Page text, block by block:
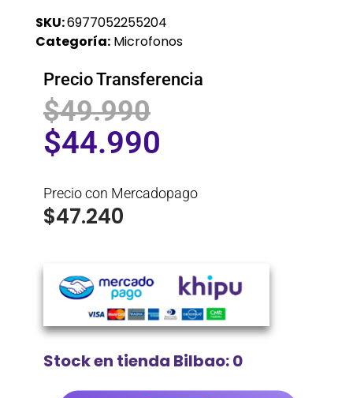
SKU:6977052255204
Categoría: Microfonos
Precio Transferencia
$49.990
$44.990
Precio con Mercadopago
$47.240
Stock en tienda Bilbao: 0